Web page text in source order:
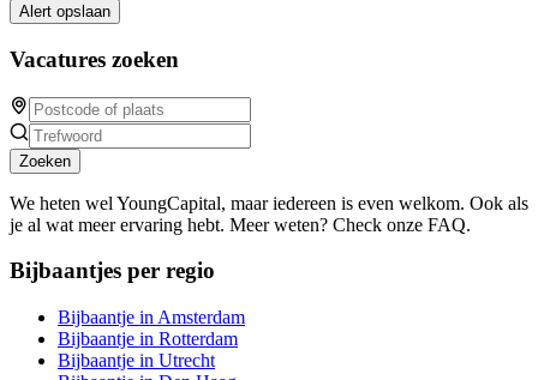
Alert opslaan
Vacatures zoeken
Zoeken
We heten wel YoungCapital, maar iedereen is even welkom. Ook als
je al wat meer ervaring hebt. Meer weten? Check onze FAQ.
Bijbaantjes per regio
Bijbaantje in Amsterdam
Bijbaantje in Rotterdam
Bijbaantje in Utrecht